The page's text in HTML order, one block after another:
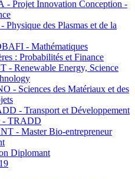
- Projet Innovation Conception -
Physique des Plasmas et de la
- Mathématiques
: Probabilités et Finance
- Renewable Energy, Science
- Sciences des Matériaux et des
- Transport et Développement
- TRADD
- Master Bio-entrepreneur
Diplomant